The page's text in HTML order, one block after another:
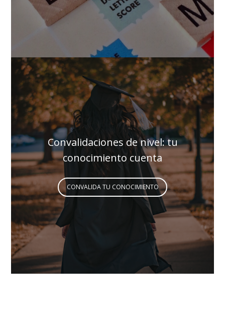
Convalidaciones de nivel: tu
conocimiento cuenta
CONVALIDA TU CONOCIMIENTO